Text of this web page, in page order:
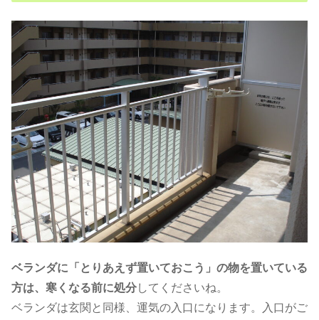
ベランダに「とりあえず置いておこう」の物を置いている
方は、寒くなる前に処分してくださいね。
ベランダは玄関と同様、運気の入口になります。入口がご